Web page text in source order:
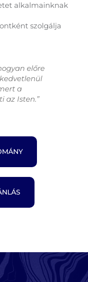
alkalmainknak
szolgálja
előre
a
az Isten.”